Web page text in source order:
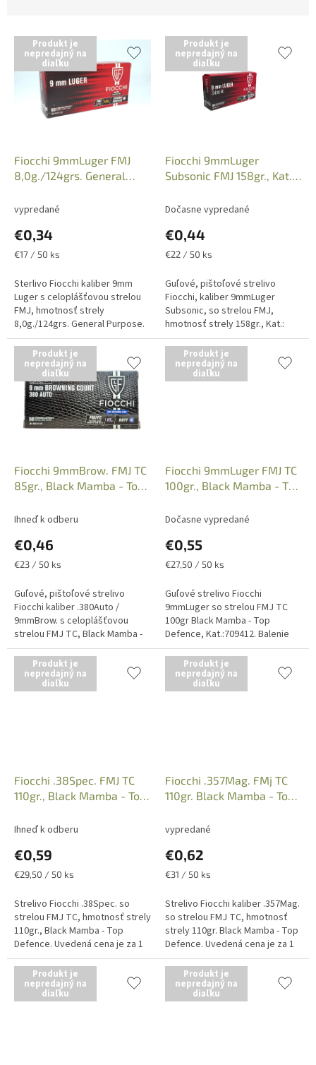
n
Produkt je
nepredajný na
diaľku
Fiocchi 9mmLuger FMJ
8,0g./124grs. General
vypredané
€0,34
Jednotková
€17 / 50 ks
Sterlivo Fiocchi kaliber 9mm
Luger s celoplášťovou strelou
FMJ, hmotnosť strely
8,0g./124grs. General Purpose.
Predajné balenie po 50 kusov,
uvedená cena je za celé...
Produkt je
nepredajný na
diaľku
Fiocchi 9mmLuger
Subsonic FMJ 158gr., Kat.:
Dočasne vypredané
€0,44
Jednotková
€22 / 50 ks
Guľové, pištoľové strelivo
Fiocchi, kaliber 9mmLuger
Subsonic, so strelou FMJ,
hmotnosť strely 158gr., Kat.:
7090160. Uvedená cena je za 1
kus náboja, balenie po 50 kusov.
Iba...
Produkt je
nepredajný na
diaľku
Fiocchi 9mmBrow. FMJ TC
85gr., Black Mamba - Top
Ihneď k odberu
€0,46
Jednotková
€23 / 50 ks
Guľové, pištoľové strelivo
Fiocchi kaliber .380Auto /
9mmBrow. s celoplášťovou
strelou FMJ TC, Black Mamba -
Top Defense. Hmotnosť strely
5,51g. Predajné balenie po 50...
Produkt je
nepredajný na
diaľku
Fiocchi 9mmLuger FMJ TC
100gr., Black Mamba - Top
Dočasne vypredané
€0,55
Jednotková
€27,50 / 50 ks
Guľové strelivo Fiocchi
9mmLuger so strelou FMJ TC
100gr Black Mamba - Top
Defence, Kat.:709412. Balenie
po 50 kusov. Uvedená cena je za
1kus náboja. Iba osobný odber
v...
Produkt je
nepredajný na
diaľku
Fiocchi .38Spec. FMJ TC
110gr., Black Mamba - Top
Ihneď k odberu
€0,59
Jednotková
€29,50 / 50 ks
Strelivo Fiocchi .38Spec. so
strelou FMJ TC, hmotnosť strely
110gr., Black Mamba - Top
Defence. Uvedená cena je za 1
kus náboja, predajné balenie po
50 kusov. Iba osobný odber v...
Produkt je
nepredajný na
diaľku
Fiocchi .357Mag. FMj TC
110gr. Black Mamba - Top
vypredané
€0,62
Jednotková
€31 / 50 ks
Strelivo Fiocchi kaliber .357Mag.
so strelou FMJ TC, hmotnosť
strely 110gr. Black Mamba - Top
Defence. Uvedená cena je za 1
kus náboja, predajné balenie po
50 kusov. Iba osobný...
Produkt je
nepredajný na
diaľku
Produkt je
nepredajný na
diaľku